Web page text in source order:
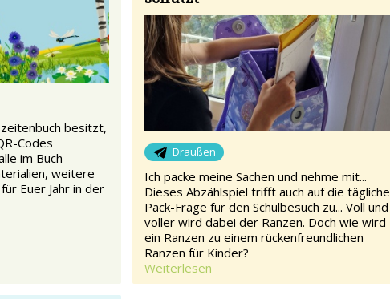
besitzt,
Codes
im Buch
weitere
Euer Jahr in der
Draußen
Ich packe meine Sachen und nehme mit...
Dieses Abzählspiel trifft auch auf die tägliche
Pack-Frage für den Schulbesuch zu... Voll und
voller wird dabei der Ranzen. Doch wie wird
ein Ranzen zu einem rückenfreundlichen
Ranzen für Kinder?
Weiterlesen